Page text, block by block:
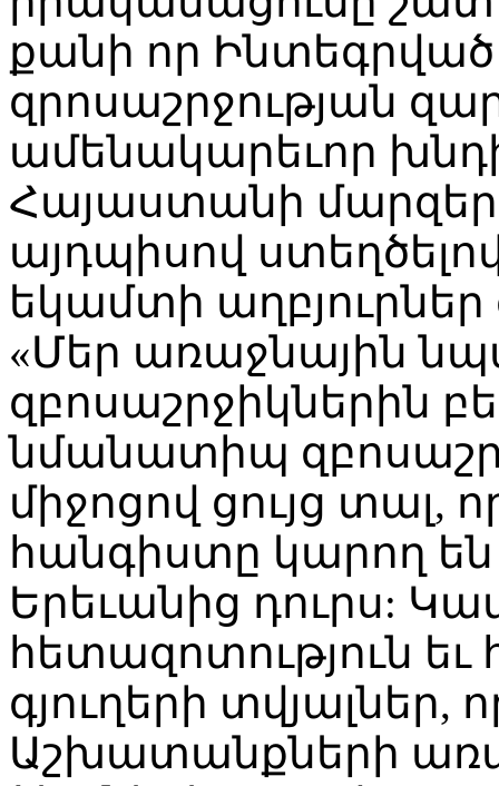
քանի որ Ինտեգրված
զրոսաշրջության
ամենակարեւոր
Հայաստանի
այդպիսով
եկամտի
«Մեր առաջնային
զբոսաշրջիկներին
նմանատիպ
միջոցով ցույց տալ,
հանգիստը կարող
Երեւանից դուրս:
հետազոտություն եւ
գյուղերի տվյալներ,
Աշխատանքների